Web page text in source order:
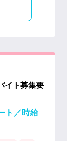
イト募集要
ト／時給